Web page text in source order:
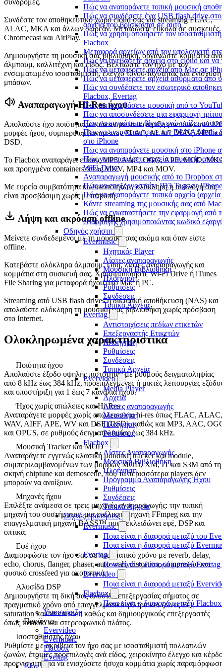
Πώς να αναπαράγετε τοπική μουσική
Πώς να συνδέσετε ένα USB flash drive στο
αρχεία που βρίσκονται σε αυτό
Πώς να χρησιμοποιήσετε τον
Flacbox
Μεταφορά αρχείων από τον υπολογιστή
Πώς να ανεβάσετε αρχεία στο cloud και
Πώς να μεταφέρετε αρχεία από Mac σε
Πώς να μεταφέρετε αρχεία ασύρματα από
Πώς να συνδέσετε τον εσωτερικό
Flacbox, Evertag
Πώς να κατεβάσετε μουσική από το
Πώς να αποσυνδέσετε μια εφαρμογή
Πώς να εγγράψετε βίντεο ενώ παίζει
Πώς να ενεργοποιήσετε τον DLNA Media
στο iPhone
Πώς να αναπαράγετε μουσική στο iPhone
Πώς να μεταφέρετε αρχεία μουσικής από
WiFi-Drive
Αναπαραγωγή μουσικής από το Dropbox
Πώς να επεξεργαστείτε ID3 Tags σε
Πώς να αναπαράγετε τοπικά αρχεία
Κάντε streaming της μουσικής σας από
Πώς να εγκαταστήσετε την εφαρμογή από
εφαρμογής χρησιμοποιώντας κωδικό
Οδηγός χρήστη
Evermusic
Ηχητικός Player
Λίστες αναπαραγωγής
Μουσική Βιβλιοθήκη
Πλοήγηση
Ρυθμίσεις
Συνδέσεις
Τοπικά Αρχεία
Evertag
Αντιστοιχίσεις πεδίων ετικετών
Επεξεργαστής Ετικετών
Πλοήγηση
Ρυθμίσεις
Συνδέσεις
Τοπικά Αρχεία
Evervideo
Media Player
Αρχεία
Λίστες αναπαραγωγής
Μεσοθήκη
Πλοήγηση
Ρυθμίσεις
Flacbox
Λίστες Αναπαραγωγής
Μουσική Βιβλιοθήκη
Πλοήγηση
Πρόγραμμα Αναπαραγωγής Ήχου
Ρυθμίσεις
Συνδέσεις
Τοπικά Αρχεία
Συχνές ερωτήσεις
Evermusic
Ποια είναι η διαφορά μεταξύ του
Ποια είναι η διαφορά μεταξύ
Evertag
Ποια είναι η διαφορά μεταξύ
Evervideo
Ποια είναι η διαφορά μεταξύ
Flacbox
Ποια είναι η διαφορά μεταξύ
Υποστήριξη
Προϊόντα
Evervideo
Evermusic
Flacbox
Evertag
Blog
Συνδέστε τον αποθηκευτικό χώρο cloud σας για streaming FLAC,
ALAC, MKA και άλλων δωρεάν. Μεταδώστε εύκολα σε συσκευές
Chromecast και AirPlay.
Δημιουργήστε τη μουσική σας βιβλιοθήκη, οργανώστε κομμάτια ανά
άλμπουμ, καλλιτέχνη και είδος. Βελτιώστε τον ήχο με τον
ενσωματωμένο ισοσταθμιστή, έλεγχο τόνου/ταχύτητας και ενίσχυση
μπάσων.
Αναπαραγωγή Hi-Res ήχου
Απολαύστε ήχο ποιότητας στούντιο με υποστήριξη για πάνω από
μορφές ήχου, συμπεριλαμβανομένων FLAC, ALAC, WAV, AIFF
DSD.
Το Flacbox αναπαράγει επίσης MP3, AAC, OGG, APE, MOD,
και προηγμένα containers όπως MKV, MP4 και MOV.
Με ευρεία συμβατότητα κωδικοποιητών, ολόκληρη η συλλογή σας
είναι προσβάσιμη χωρίς μετατροπή.
Λήψη και ακρόαση offline
Μείνετε συνδεδεμένοι με τη μουσική σας ακόμα και όταν είστε
offline.
Κατεβάστε ολόκληρα άλμπουμ, είδη, λίστες αναπαραγωγής και
κομμάτια στη συσκευή σας. Χρησιμοποιήστε Wi-Fi Drive ή iTunes
File Sharing για μεταφορά ήχου από Mac ή PC.
Streaming από USB flash drives ή δικτυακή αποθήκευση (NAS) και
απολαύστε ολόκληρη τη μουσική σας βιβλιοθήκη χωρίς πρόσβαση
στο Internet.
Ολοκληρωμένα χαρακτηριστικά
Ποιότητα ήχου
Απολαύστε έξοδο υψηλής πιστότητας με ρυθμούς δειγματοληψίας
από 8 kHz έως 384 kHz, προεπιλεγμένες ή μικτές λειτουργίες
και υποστήριξη για 1 έως 7 κανάλια ήχου.
Ήχος χωρίς απώλειες και Hi-Res
Αναπαράγετε μορφές χωρίς απώλειες και hi-res όπως FLAC, ALAC,
WAV, AIFF, APE, WV και DSF (DSD), καθώς και MP3, AAC,
και OPUS, σε ρυθμούς δειγματοληψίας έως 384 kHz.
Μουσική Tracker και MOD
Αναπαράγετε εγγενώς κλασική μουσική tracker και module,
συμπεριλαμβανομένων των μορφών MOD, XM, IT και S3M από τη
σκηνή chiptune και demoscene, που τα περισσότερα players δεν
μπορούν να ανοίξουν.
Μηχανές ήχου
Επιλέξτε ανάμεσα σε τρεις μηχανές αναπαραγωγής: την τυπική
μηχανή του συστήματος, μια ευέλικτη μηχανή FFmpeg και την
επαγγελματική μηχανή BASS™ που ξεκλειδώνει εφέ, DSP και
οπτικά.
Εφέ ήχου
Διαμορφώστε τον ήχο σας σε πραγματικό χρόνο με reverb, delay,
echo, chorus, flanger, phaser, auto-wah, distortion, compressor και
φυσικό crossfeed για ακουστικά.
Αλυσίδα DSP
Δημιουργήστε τη δική σας αλυσίδα επεξεργασίας σήματος σε
πραγματικό χρόνο από επαγγελματικά φίλτρα και ζώνες EQ,
saturation και bit crusher, καθώς και δημιουργικούς επεξεργαστές
όπως tremolo και στερεοφωνικό πλάτος.
Ισοσταθμιστής ήχου
Ρυθμίστε με ακρίβεια τον ήχο σας με ισοσταθμιστή πολλαπλών
ζωνών, έτοιμες προεπιλογές ανά είδος, χειροκίνητο έλεγχο και
προενισχυτή για να ενισχύσετε ήσυχα κομμάτια χωρίς